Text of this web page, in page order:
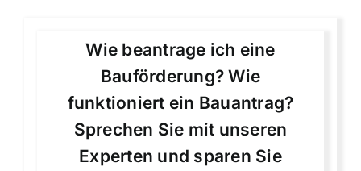
Wie beantrage ich eine
Bauförderung? Wie
funktioniert ein Bauantrag?
Sprechen Sie mit unseren
Experten und sparen Sie